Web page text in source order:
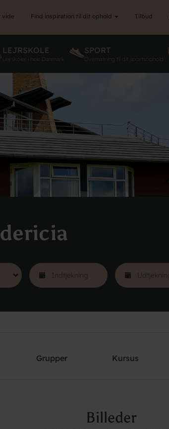
vide Find inspiration til dit ophold Tilbud
LEJRSKOLE
Lejrskoler i hele Danmark
SPORT
Overnatning til dit sportsophold
Grupper Kursus
Billeder